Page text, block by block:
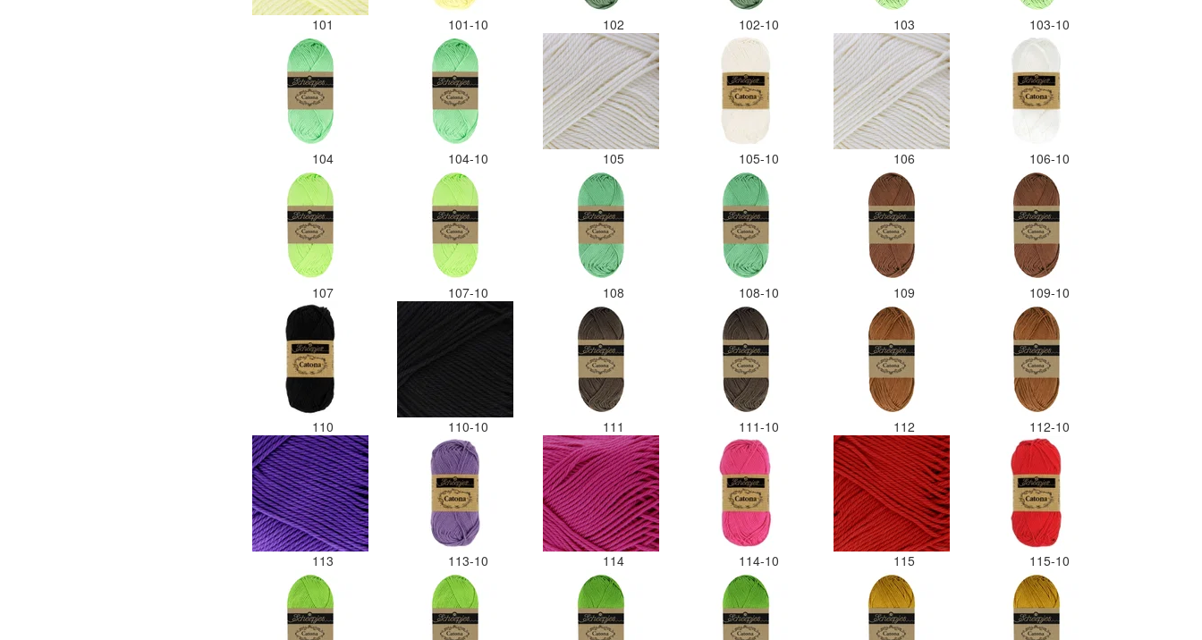
101 101-10 102 102-10 103 103-10
104 104-10 105 105-10 106 106-10
107 107-10 108 108-10 109 109-10
110 110-10 111 111-10 112 112-10
113 113-10 114 114-10 115 115-10